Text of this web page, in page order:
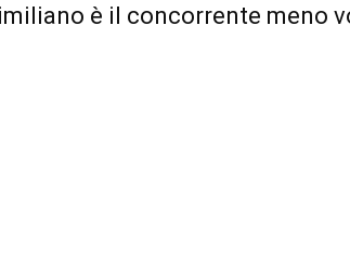
è il concorrente meno